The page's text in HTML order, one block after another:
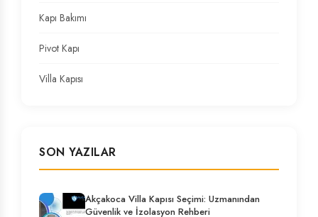
Kapı Bakımı
Pivot Kapı
Villa Kapısı
SON YAZILAR
Akçakoca Villa Kapısı Seçimi: Uzmanından
Güvenlik ve İzolasyon Rehberi